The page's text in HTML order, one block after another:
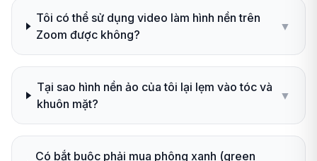
Tôi có thể sử dụng video làm hình nền trên
Zoom được không?
▼
Tại sao hình nền ảo của tôi lại lẹm vào tóc và
khuôn mặt?
▼
Có bắt buộc phải mua phông xanh (green